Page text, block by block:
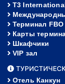
T3
Терминал
Карты
Шкафчики
VIP зал
Отель Канкун